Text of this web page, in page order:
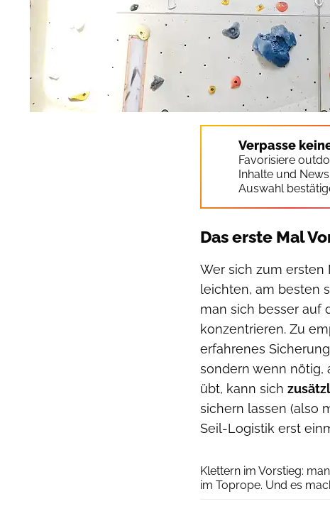
Verpasse
Favorisiere
Inhalte und
Auswahl
Das erste Mal
Wer sich zum ersten
leichten, am besten
man sich besser auf
konzentrieren. Zu
erfahrenes
sondern wenn nötig,
übt, kann sich
sichern lassen (also
Seil-Logistik erst
Klettern im Vorstieg:
im Toprope. Und es